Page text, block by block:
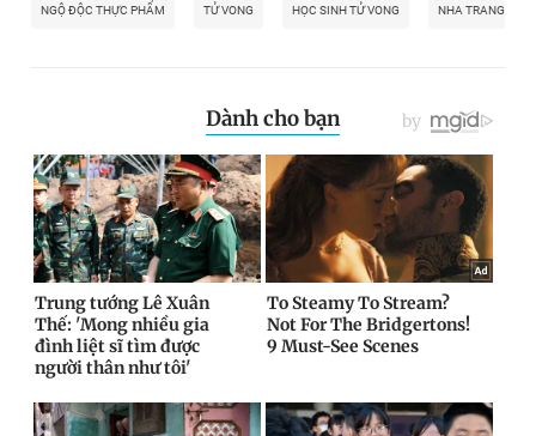
NGỘ ĐỘC THỰC PHẨM TỬ VONG HỌC SINH TỬ VONG NHA TRANG